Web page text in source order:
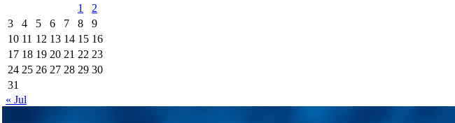
1
2
3
4 5 6 7 8
9
10 11 12 13 14 15 16
17 18 19 20 21 22 23
24 25 26 27 28 29 30
31
« Jul